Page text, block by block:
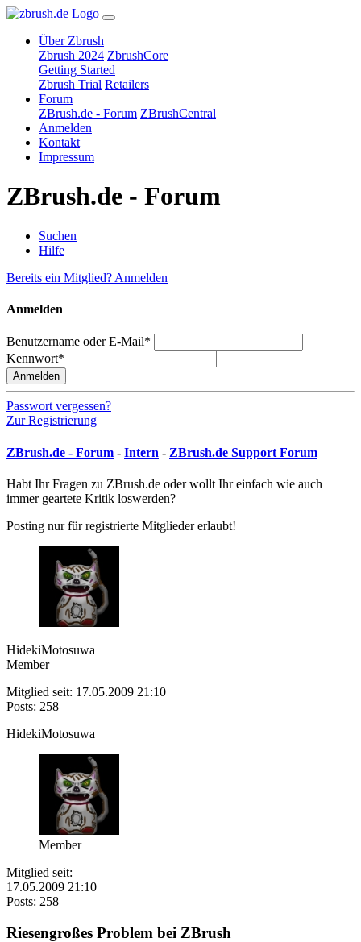
Über Zbrush
Zbrush 2024 ZbrushCore
Getting Started
Zbrush Trial Retailers
Forum
ZBrush.de - Forum ZBrushCentral
Anmelden
Kontakt
Impressum
ZBrush.de - Forum
Suchen
Hilfe
Bereits ein Mitglied? Anmelden
Anmelden
Benutzername oder E-Mail*
Kennwort*
Anmelden
Passwort vergessen?
Zur Registrierung
ZBrush.de - Forum - Intern - ZBrush.de Support Forum
Habt Ihr Fragen zu ZBrush.de oder wollt Ihr einfach wie auch
immer geartete Kritik loswerden?
Posting nur für registrierte Mitglieder erlaubt!
HidekiMotosuwa
Member
Mitglied seit: 17.05.2009 21:10
Posts: 258
HidekiMotosuwa
Member
Mitglied seit:
17.05.2009 21:10
Posts: 258
Riesengroßes Problem bei ZBrush